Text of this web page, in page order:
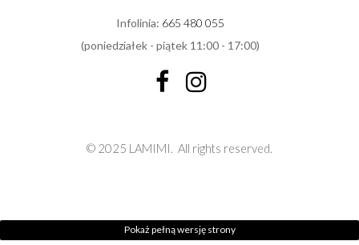
Infolinia: 665 480 055
(poniedziałek - piątek 11:00 - 17:00)
© 2025 LAMIMI. All rights reserved.
Pokaż pełną wersję strony